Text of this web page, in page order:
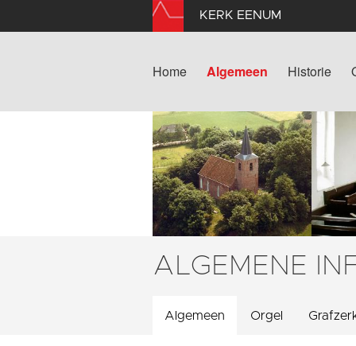
KERK EENUM
Home Algemeen Historie
ALGEMENE
Algemeen Orgel